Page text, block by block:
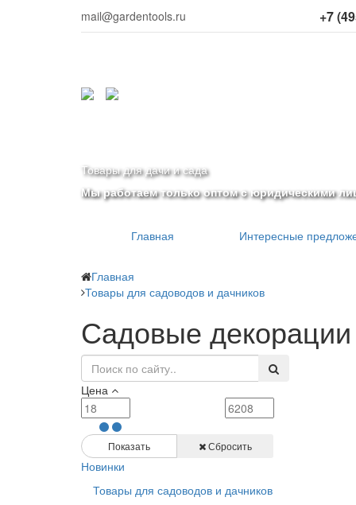
mail@gardentools.ru +7
Товары для дачи и сада
Мы работаем только оптом с юридическими
Главная
Интересные
Главная
Товары для садоводов и дачников
Садовые декорации
Цена
Показать Сбросить
Новинки
Товары для садоводов и дачников